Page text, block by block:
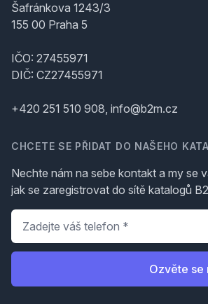
Šafránkova 1243/3
155 00 Praha 5
IČO: 27455971
DIČ: CZ27455971
+420 251 510 908, info@b2m.cz
CHCETE SE PŘIDAT DO NAŠEHO
Nechte nám na sebe kontakt a my se
jak se zaregistrovat do sítě katalogů
Telefon
Ozvěte se